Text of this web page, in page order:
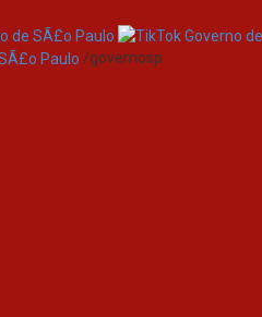
/governosp